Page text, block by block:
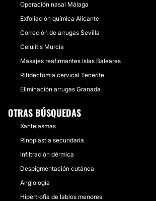
Operación nasal Málaga
Exfoliación química Alicante
Correción de arrugas Sevilla
Celulitis Murcia
Masajes reafirmantes Islas Baleares
Ritidectomía cervical Tenerife
Eliminación arrugas Granada
OTRAS BÚSQUEDAS
Xantelasmas
Rinoplastia secundaria
Infiltración dérmica
Despigmentación cutánea
Angiología
Hipertrofia de labios menores